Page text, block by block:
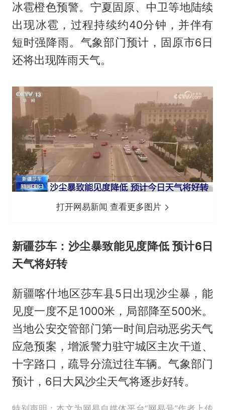
冰雹橙色预警。宁夏固原、中卫等地陆续
出现冰雹，过程持续约40分钟，并伴有
短时强降雨。气象部门预计，固原市6日
还将出现阵雨天气。
打开网易新闻 查看更多图片
新疆莎车：沙尘暴致能见度降低 预计6日
天气将好转
新疆喀什地区莎车县5日出现沙尘暴，能
见度一度不足1000米，局部降至500米。
当地公安交管部门第一时间启动恶劣天气
应急预案，增派警力驻守城区主次干道、
十字路口，疏导分流过往车辆。气象部门
预计，6日大风沙尘天气将逐步好转。